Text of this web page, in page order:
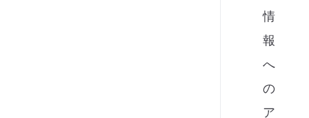
情
報
へ
の
ア